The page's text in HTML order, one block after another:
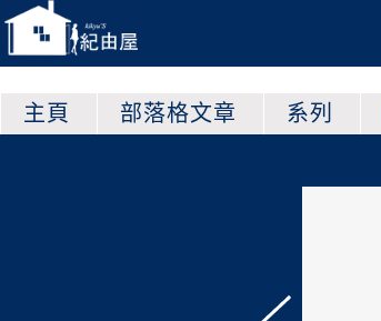
主頁 部落格文章 系列